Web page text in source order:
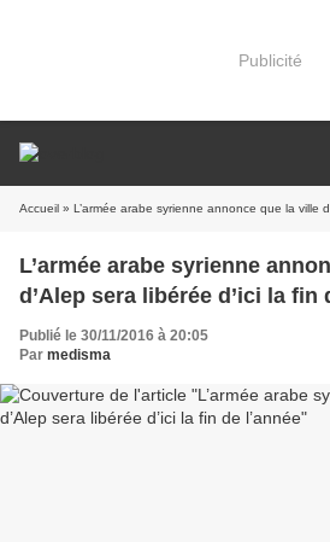
Publicité
Accueil » L’armée arabe syrienne annonce que la ville
L’armée arabe syrienne
d’Alep sera libérée d’ici la fin
Publié le 30/11/2016 à 20:05
Par medisma